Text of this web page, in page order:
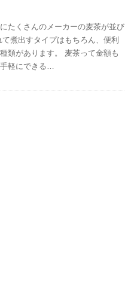
たくさんのメーカーの麦茶が並び
煮出すタイプはもちろん、便利
類があります。 麦茶って金額も
軽にできる…